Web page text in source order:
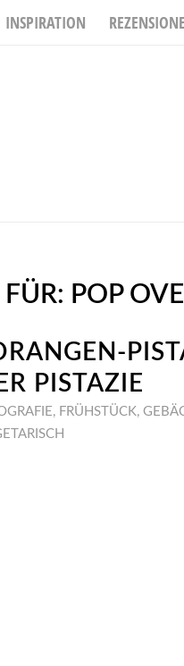
INSPIRATION
POP
PISTAZIE
, FRÜHSTÜCK,